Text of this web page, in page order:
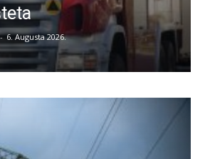
- 6. Augusta 2026.